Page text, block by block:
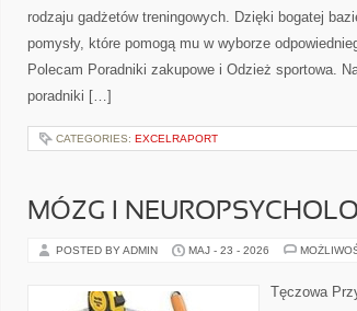
rodzaju gadżetów treningowych. Dzięki bogatej
pomysły, które pomogą mu w wyborze
Polecam Poradniki zakupowe i Odzież sportowa.
poradniki […]
CATEGORIES: EXCELRAPORT
MÓZG I
POSTED BY ADMIN MAJ - 23 - 2026
Tęczowa